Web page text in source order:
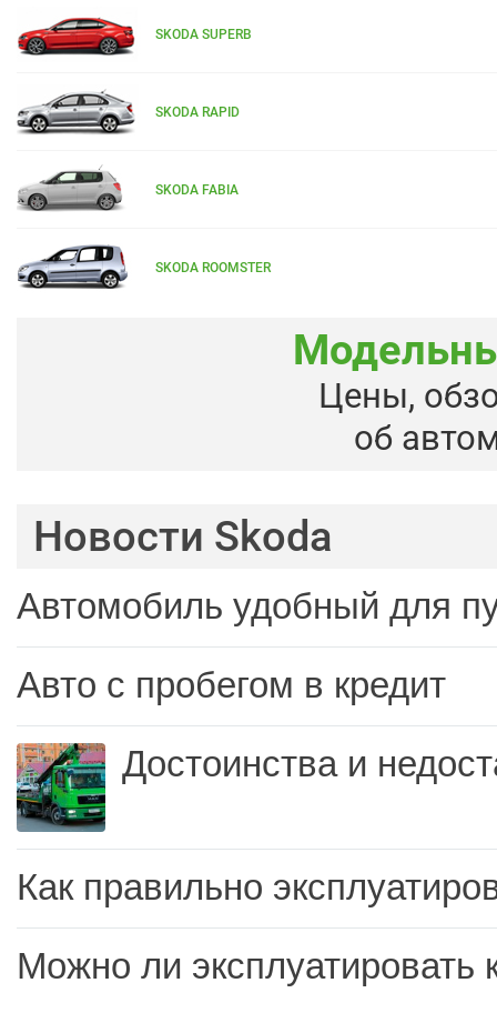
SKODA SUPERB
SKODA RAPID
SKODA FABIA
SKODA ROOMSTER
Цены,
об
Новости Skoda
Автомобиль удобный для
Авто с пробегом в кредит
Достоинства и
Как правильно
Можно ли эксплуатировать